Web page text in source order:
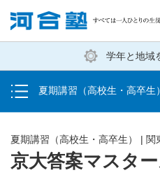
塾生の方
学年と地域
夏期講習（高校生・高卒生）
受講料・お申し込み方法
受講開始までの流れ
校舎・教室一覧
京大答案マスター
夏期講習（高校生・高卒生） | 関